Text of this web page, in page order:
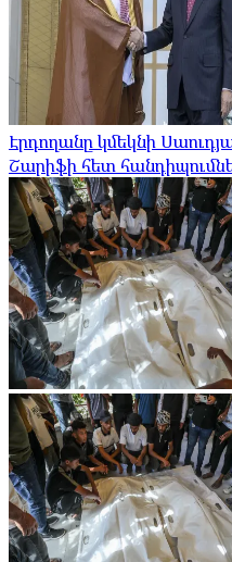
Էրդողանը կմեկնի
Շարիֆի հետ